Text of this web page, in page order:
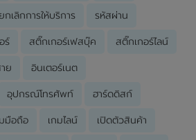
กเลิกการให้บริการ รหัสผ่าน
ร์ สติ๊กเกอร์เฟสบุ๊ค สติ๊กเกอร์ไลน์
ย อินเตอร์เนต
อุปกรณ์โทรศัพท์ ฮาร์ดดิสก์
มือถือ เกมไลน์ เปิดตัวสินค้า